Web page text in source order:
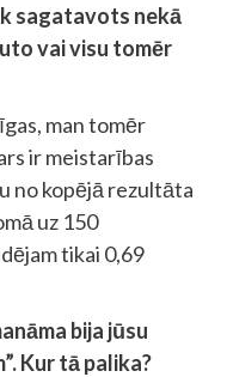
sagatavots nekā
vai visu tomēr
man tomēr
ir meistarības
no kopējā rezultāta
uz 150
tikai 0,69
bija jūsu
Kur tā palika?